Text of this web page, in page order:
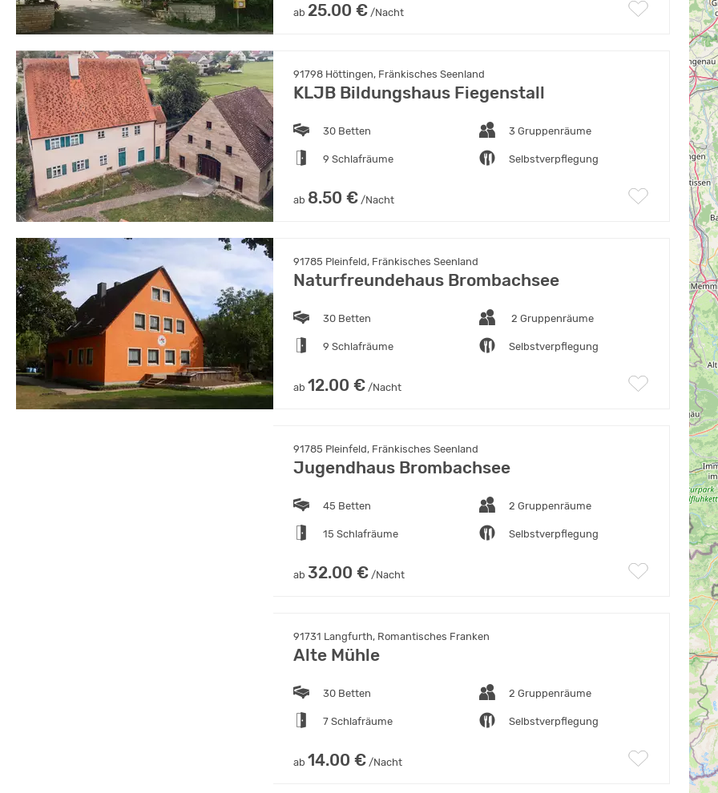
ab 25.00 € /Nacht
91798 Höttingen, Fränkisches Seenland
KLJB Bildungshaus Fiegenstall
30 Betten 3 Gruppenräume
9 Schlafräume Selbstverpflegung
ab 8.50 € /Nacht
91785 Pleinfeld, Fränkisches Seenland
Naturfreundehaus Brombachsee
30 Betten 2 Gruppenräume
9 Schlafräume Selbstverpflegung
ab 12.00 € /Nacht
91785 Pleinfeld, Fränkisches Seenland
Jugendhaus Brombachsee
45 Betten 2 Gruppenräume
15 Schlafräume Selbstverpflegung
ab 32.00 € /Nacht
91731 Langfurth, Romantisches Franken
Alte Mühle
30 Betten 2 Gruppenräume
7 Schlafräume Selbstverpflegung
ab 14.00 € /Nacht